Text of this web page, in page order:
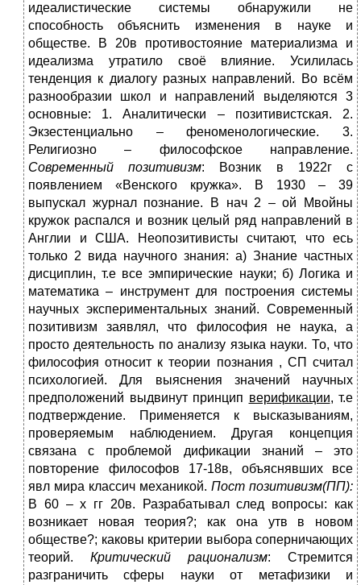
идеалистические системы обнаружили не
способность объяснить изменения в науке и
обществе. В 20в противостояние материализма и
идеализма утратило своё влияние. Усилилась
тенденция к диалогу разных направлений. Во всём
разнообразии школ и направлений выделяются 3
основные: 1. Аналитически – позитивистская. 2.
Экзестенциально – феноменологические. 3.
Религиозно – философское направление.
Современный позитивизм: Возник в 1922г с
появлением «Венского кружка». В 1930 – 39
выпускал журнал познание. В нач 2 – ой Мвойны
кружок распался и возник целый ряд направлений в
Англии и США. Неопозитивисты считают, что есь
только 2 вида научного знания: а) Знание частных
дисциплин, т.е все эмпирические науки; б) Логика и
математика – инструмент для построения системы
научных экспериментальных знаний. Современный
позитивизм заявлял, что философия не наука, а
просто деятельность по анализу языка науки. То, что
философия относит к теории познания , СП считал
психологией. Для выяснения значений научных
предположений выдвинут принцип верификации, т.е
подтверждение. Применяется к высказываниям,
проверяемым наблюдением. Другая концепция
связана с проблемой дификации знаний – это
повторение философов 17-18в, объяснявших все
явл мира классич механикой. Пост позитивизм(ПП):
В 60 – х гг 20в. Разрабатывал след вопросы: как
возникает новая теория?; как она утв в новом
обществе?; каковы критерии выбора соперничающих
теорий. Критический рационализм: Стремится
разграничить сферы науки от метафизики и